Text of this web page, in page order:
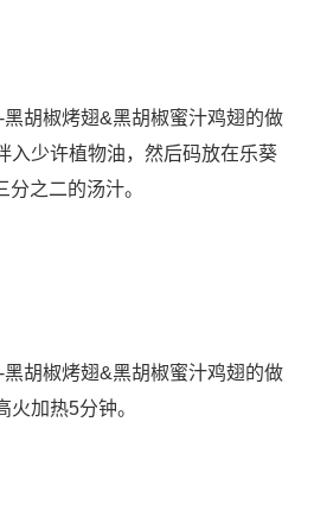
胡椒烤翅&黑胡椒蜜汁鸡翅的做
入少许植物油，然后码放在乐葵
之二的汤汁。
胡椒烤翅&黑胡椒蜜汁鸡翅的做
火加热5分钟。